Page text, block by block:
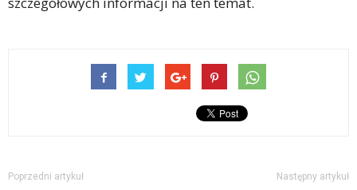
Poprzedni artykuł Następny artykuł